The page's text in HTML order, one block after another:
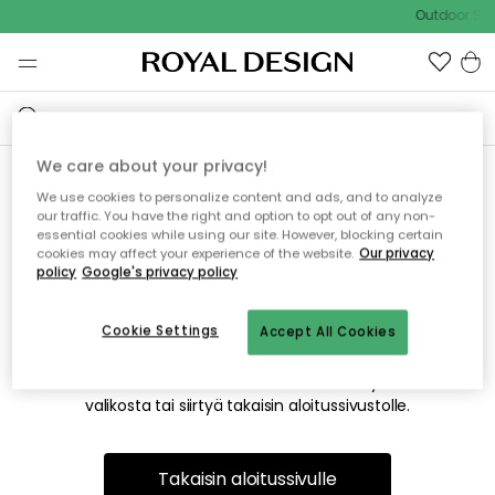
Outdoor
Emme valitettavasti löydä
etsimääsi sivua
Tämä voi johtua siitä, että sivua ei enää ole tai siitä, että se
on siirretty muualle. Pahoittelemme tästä mahdollisesti
valikosta tai siirtyä takaisin aloitussivustolle.
Takaisin aloitussivulle
We care about your privacy!
We use cookies to personalize content and ads, and to analyze
our traffic. You have the right and option to opt out of any non-
essential cookies while using our site. However, blocking certain
cookies may affect your experience of the website. Our privacy
policy Google's privacy policy
Accept All Cookies
Cookie Settings